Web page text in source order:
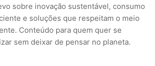
sobre inovação sustentável, consumo
e soluções que respeitam o meio
Conteúdo para quem quer se
sem deixar de pensar no planeta.